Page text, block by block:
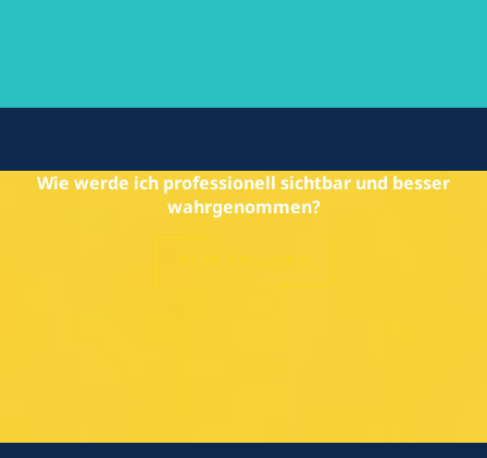
Wie werde ich professionell sichtbar und besser
wahrgenommen?